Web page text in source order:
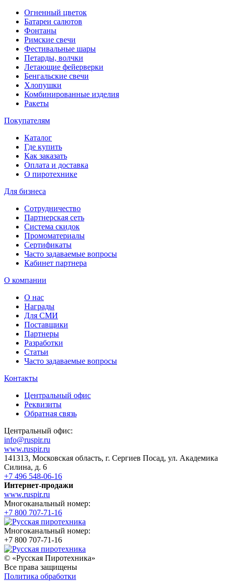
Огненный цветок
Батареи салютов
Фонтаны
Римские свечи
Фестивальные шары
Петарды, волчки
Летающие фейерверки
Бенгальские свечи
Хлопушки
Комбинированные изделия
Ракеты
Покупателям
Каталог
Где купить
Как заказать
Оплата и доставка
О пиротехнике
Для бизнеса
Сотрудничество
Партнерская сеть
Система скидок
Промоматериалы
Сертификаты
Часто задаваемые вопросы
Кабинет партнера
О компании
О нас
Награды
Для СМИ
Поставщики
Партнеры
Разработки
Статьи
Часто задаваемые вопросы
Контакты
Центральный офис
Реквизиты
Обратная связь
Центральный офис:
info@ruspir.ru
www.ruspir.ru
141313, Московская область, г. Сергиев Посад, ул. Академика
Силина, д. 6
+7 496 548-06-16
Интернет-продажи
www.ruspir.ru
Многоканальный номер:
+7 800 707-71-16
Многоканальный номер:
+7 800 707-71-16
© «Русская Пиротехника»
Все права защищены
Политика обработки